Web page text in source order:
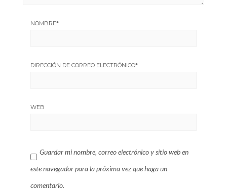
NOMBRE*
DIRECCIÓN DE CORREO ELECTRÓNICO*
WEB
Guardar mi nombre, correo electrónico y sitio web en
este navegador para la próxima vez que haga un
comentario.